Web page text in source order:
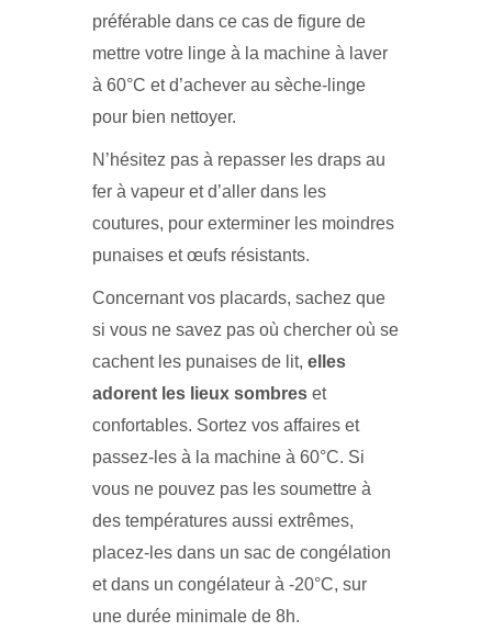
préférable dans ce cas de figure de
mettre votre linge à la machine à laver
à 60°C et d’achever au sèche-linge
pour bien nettoyer.
N’hésitez pas à repasser les draps au
fer à vapeur et d’aller dans les
coutures, pour exterminer les moindres
punaises et œufs résistants.
Concernant vos placards, sachez que
si vous ne savez pas où chercher où se
cachent les punaises de lit, elles
adorent les lieux sombres et
confortables. Sortez vos affaires et
passez-les à la machine à 60°C. Si
vous ne pouvez pas les soumettre à
des températures aussi extrêmes,
placez-les dans un sac de congélation
et dans un congélateur à -20°C, sur
une durée minimale de 8h.